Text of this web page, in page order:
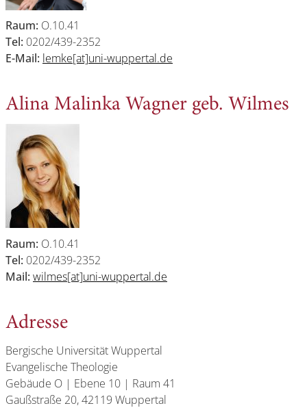
Raum: O.10.41
Tel: 0202/439-2352
E-Mail: lemke[at]uni-wuppertal.de
Alina Malinka Wagner geb. Wilmes
Raum: O.10.41
Tel: 0202/439-2352
Mail: wilmes[at]uni-wuppertal.de
Adresse
Bergische Universität Wuppertal
Evangelische Theologie
Gebäude O | Ebene 10 | Raum 41
Gaußstraße 20, 42119 Wuppertal